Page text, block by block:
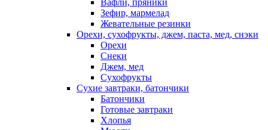
Вафли, пряники
Зефир, мармелад
Жевательные резинки
Орехи, сухофрукты, джем, паста, мед, снэки
Орехи
Снеки
Джем, мед
Сухофрукты
Сухие завтраки, батончики
Батончики
Готовые завтраки
Хлопья